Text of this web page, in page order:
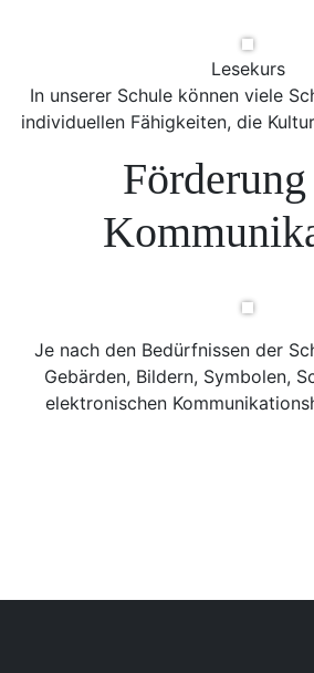
Lesekurs
In unserer Schule können viele
individuellen Fähigkeiten, die
Je nach den Bedürfnissen der
Gebärden, Bildern, Symbolen,
elektronischen